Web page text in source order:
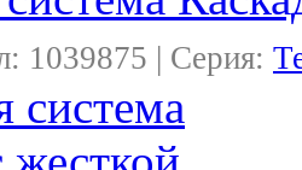
1039875 | Серия: